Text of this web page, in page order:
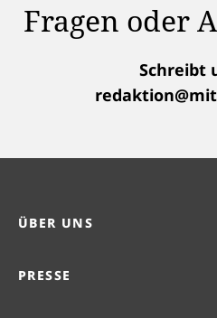
Fragen oder
Schreibt
ÜBER UNS
PRESSE